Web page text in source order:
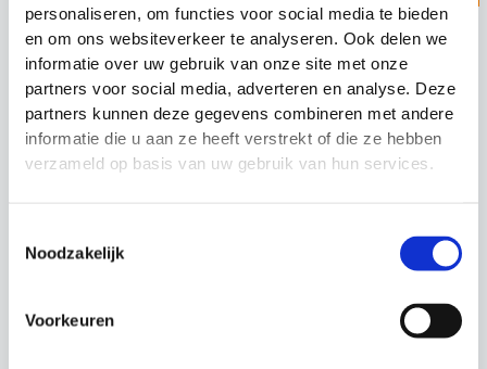
personaliseren, om functies voor social media te bieden
en om ons websiteverkeer te analyseren. Ook delen we
informatie over uw gebruik van onze site met onze
partners voor social media, adverteren en analyse. Deze
partners kunnen deze gegevens combineren met andere
informatie die u aan ze heeft verstrekt of die ze hebben
verzameld op basis van uw gebruik van hun services.
Noodzakelijk
Voorkeuren
o
e
k
e
n
Categorieën
Sporten
Fitness
Hockey
Trainer, Coach & Scheidsrechter